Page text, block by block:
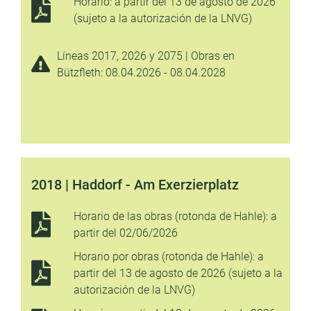
(sujeto a la autorización de la LNVG)
Líneas 2017, 2026 y 2075 | Obras en
Bützfleth: 08.04.2026 - 08.04.2028
2018 | Haddorf - Am Exerzierplatz
Horario de las obras (rotonda de Hahle): a
partir del 02/06/2026
Horario por obras (rotonda de Hahle): a
partir del 13 de agosto de 2026 (sujeto a la
autorización de la LNVG)